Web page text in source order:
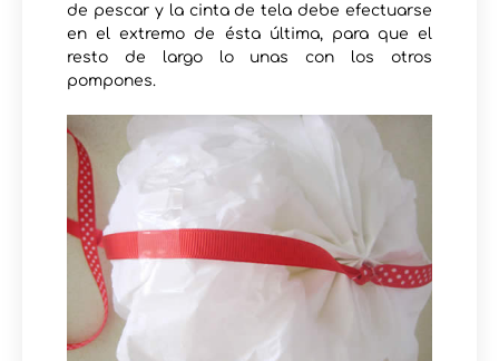
de pescar y la cinta de tela debe efectuarse
en el extremo de ésta última, para que el
resto de largo lo unas con los otros
pompones.